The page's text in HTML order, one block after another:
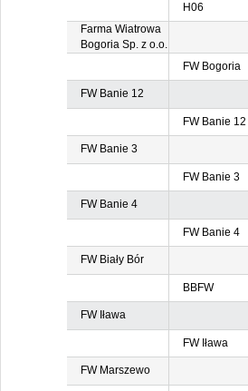
H06
Farma Wiatrowa
Bogoria Sp. z o.o.
FW Bogoria
FW Banie 12
FW Banie 12
FW Banie 3
FW Banie 3
FW Banie 4
FW Banie 4
FW Biały Bór
BBFW
FW Iława
FW Iława
FW Marszewo